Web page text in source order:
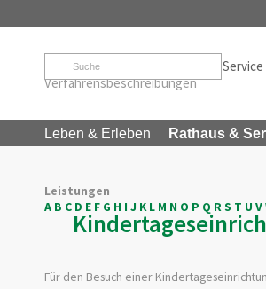
Startseite Service
Verfahrensbeschreibungen
Leben & Erleben Rathaus &
Leistungen
A B C D E F G H I J K L M N O P Q RS T U V
Für den Besuch einer